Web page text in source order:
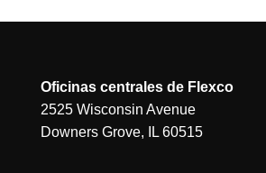
Oficinas centrales de Flexco
2525 Wisconsin Avenue
Downers Grove, IL 60515